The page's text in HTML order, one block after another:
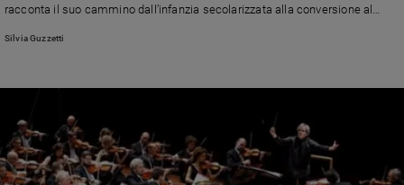
e
Santi
e
fede
Parola
racconta il suo cammino dall’infanzia secolarizzata alla conversione al
Silvia Guzzetti